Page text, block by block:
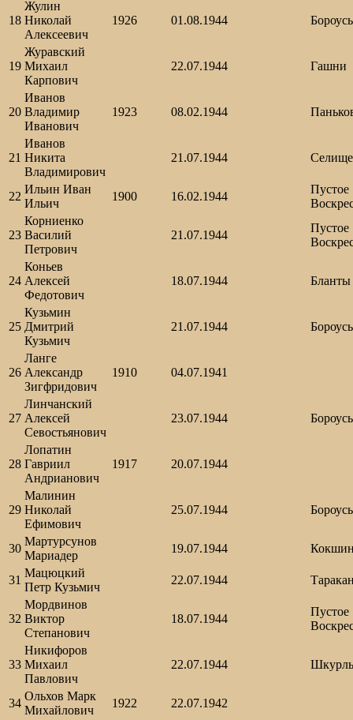
18
Жулин
Николай
Алексеевич
1926 01.08.1944
19
Журавский
Михаил
Карпович
22.07.1944 Гашни
20
Иванов
Владимир
Иванович
1923 08.02.1944
21
Иванов
Никита
Владимирович
21.07.1944 Селище
22
Ильин Иван
Ильич
1900 16.02.1944
Пустое
23
Корниенко
Василий
Петрович
21.07.1944
Пустое
24
Коньев
Алексей
Федотович
18.07.1944 Бланты
25
Кузьмин
Дмитрий
Кузьмич
21.07.1944
26
Ланге
Александр
Зигфридович
1910 04.07.1941
27
Линчанский
Алексей
Севостьянович
23.07.1944
28
Лопатин
Гавриил
Андрианович
1917 20.07.1944
29
Малинин
Николай
Ефимович
25.07.1944
30
Мартурсунов
Мариадер
19.07.1944
31
Мацюцкий
Петр Кузьмич
22.07.1944
32
Мордвинов
Виктор
Степанович
18.07.1944
Пустое
33
Никифоров
Михаил
Павлович
22.07.1944
34
Ольхов Марк
Михайлович
1922 22.07.1942